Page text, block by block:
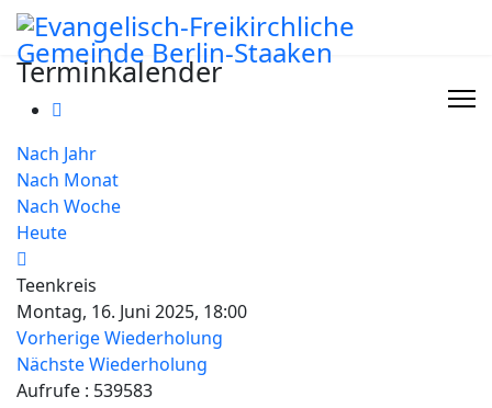
Terminkalender
Nach Jahr
Nach Monat
Nach Woche
Heute
Teenkreis
Montag, 16. Juni 2025, 18:00
Vorherige Wiederholung
Nächste Wiederholung
Aufrufe : 539583